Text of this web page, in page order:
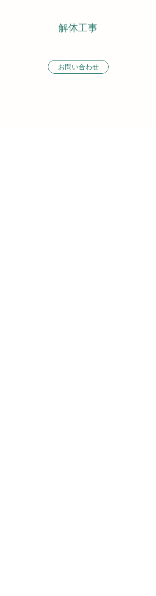
解体工事
お問い合わせ